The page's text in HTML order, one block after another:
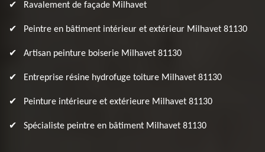
Ravalement de façade Milhavet
Peintre en bâtiment intérieur et extérieur Milhavet 81130
Artisan peinture boiserie Milhavet 81130
Entreprise résine hydrofuge toiture Milhavet 81130
Peinture intérieure et extérieure Milhavet 81130
Spécialiste peintre en bâtiment Milhavet 81130